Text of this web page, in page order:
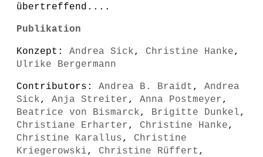
übertreffend....
Publikation
Konzept: Andrea Sick, Christine Hanke,
Ulrike Bergermann
Contributors: Andrea B. Braidt , Andrea
Sick, Anja Streiter, Anna Postmeyer,
Beatrice von Bismarck, Brigitte Dunkel,
Christiane Erharter, Christine Hanke,
Christine Karallus, Christine
Kriegerowski, Christine Rüffert ,